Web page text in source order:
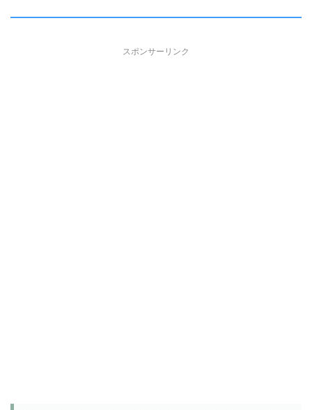
スポンサーリンク